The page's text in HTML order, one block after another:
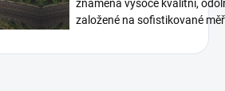
znamená vysoce kvalitní,
založené na sofistikované